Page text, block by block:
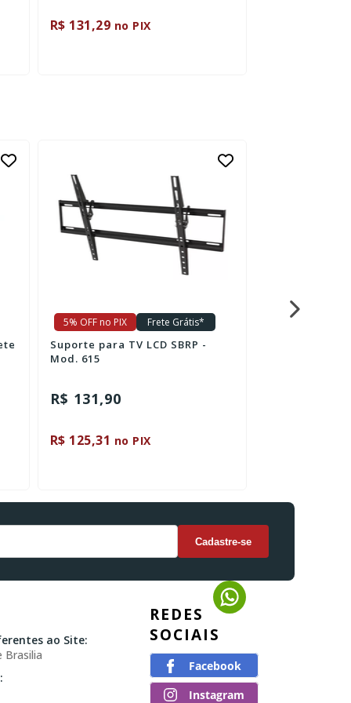
R$ 131,29 no PIX
5% OFF no PIX Frete Grátis*
Suporte para TV LCD SBRP -
Mod. 615
R$ 131,90
R$ 125,31 no PIX
5% OFF no PIX
ao Site:
Brasilia
REDES
SOCIAIS